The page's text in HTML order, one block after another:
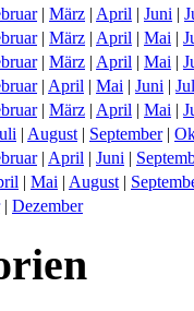
| März | April | Juni |
| März | April | Mai |
| März | April | Mai |
| April | Mai | Juni |
| März | April | Mai |
| August | September|
| April | Juni |
| Mai | August |
| Dezember